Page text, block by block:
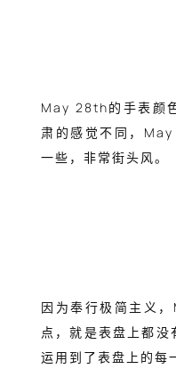
May 28th的手表颜
肃的感觉不同，
一些，非常街头风。
因为奉行极简主义
点，就是表盘上都没
运用到了表盘上的每